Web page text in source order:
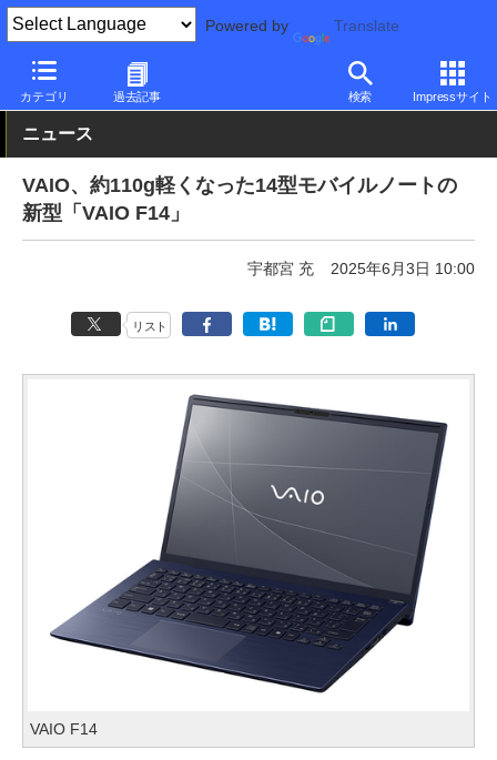
Powered by Translate
カテゴリ 過去記事 検索 Impressサイト
PC Watch パソコン/タブレット/スマートフォン モバイルノート
ニュース
VAIO、約110g軽くなった14型モバイルノートの
新型「VAIO F14」
宇都宮 充 2025年6月3日 10:00
リスト
VAIO F14